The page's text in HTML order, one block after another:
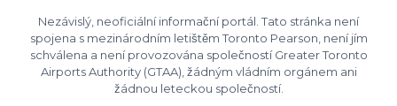
Nezávislý, neoficiální informační portál. Tato stránka není
spojena s mezinárodním letištěm Toronto Pearson, není jím
schválena a není provozována společností Greater Toronto
Airports Authority (GTAA), žádným vládním orgánem ani
žádnou leteckou společností.